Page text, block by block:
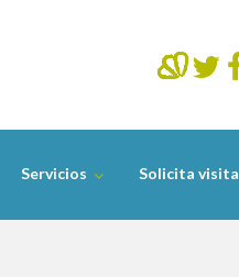
Servicios Solicita visita